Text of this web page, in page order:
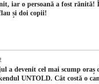
iar o persoană a fost rănită!
și doi copii!
a devenit cel mai scump oraș
UNTOLD. Cât costă o